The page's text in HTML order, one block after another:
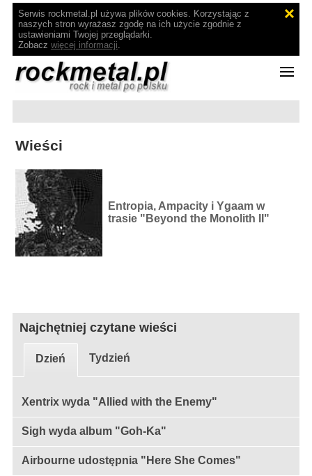
Serwis rockmetal.pl używa plików cookies. Korzystając z
naszych stron wyrażasz zgodę na ich użycie zgodnie z
ustawieniami Twojej przeglądarki.
Zobacz więcej informacji.
Wieści
Entropia, Ampacity i Ygaam w
trasie "Beyond the Monolith II"
Najchętniej czytane wieści
Dzień Tydzień
Xentrix wyda "Allied with the Enemy"
Sigh wyda album "Goh-Ka"
Airbourne udostępnia "Here She Comes"